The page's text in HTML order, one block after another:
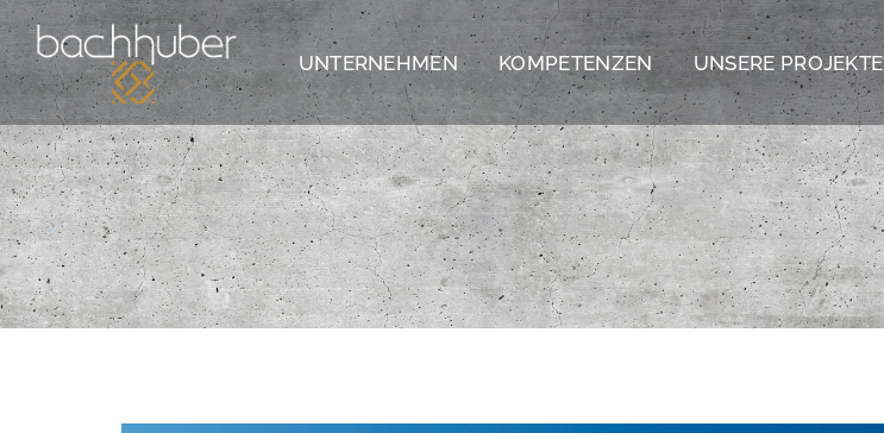
UNTERNEHMEN KOMPETENZEN UNSERE PROJEKTE